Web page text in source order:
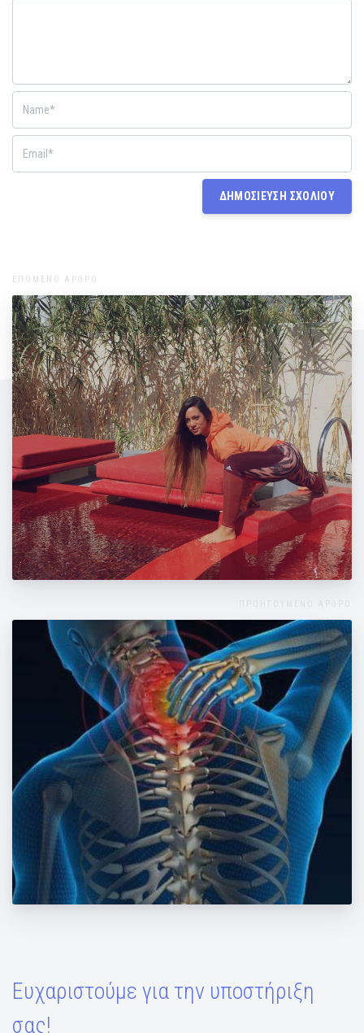
ΕΠΟΜΕΝΟ ΑΡΘΡΟ
Διατατικές ασκήσεις για όλο το σώμα
Αυχενικό σύνδρομο
Ευχαριστούμε για την υποστήριξη
σας!